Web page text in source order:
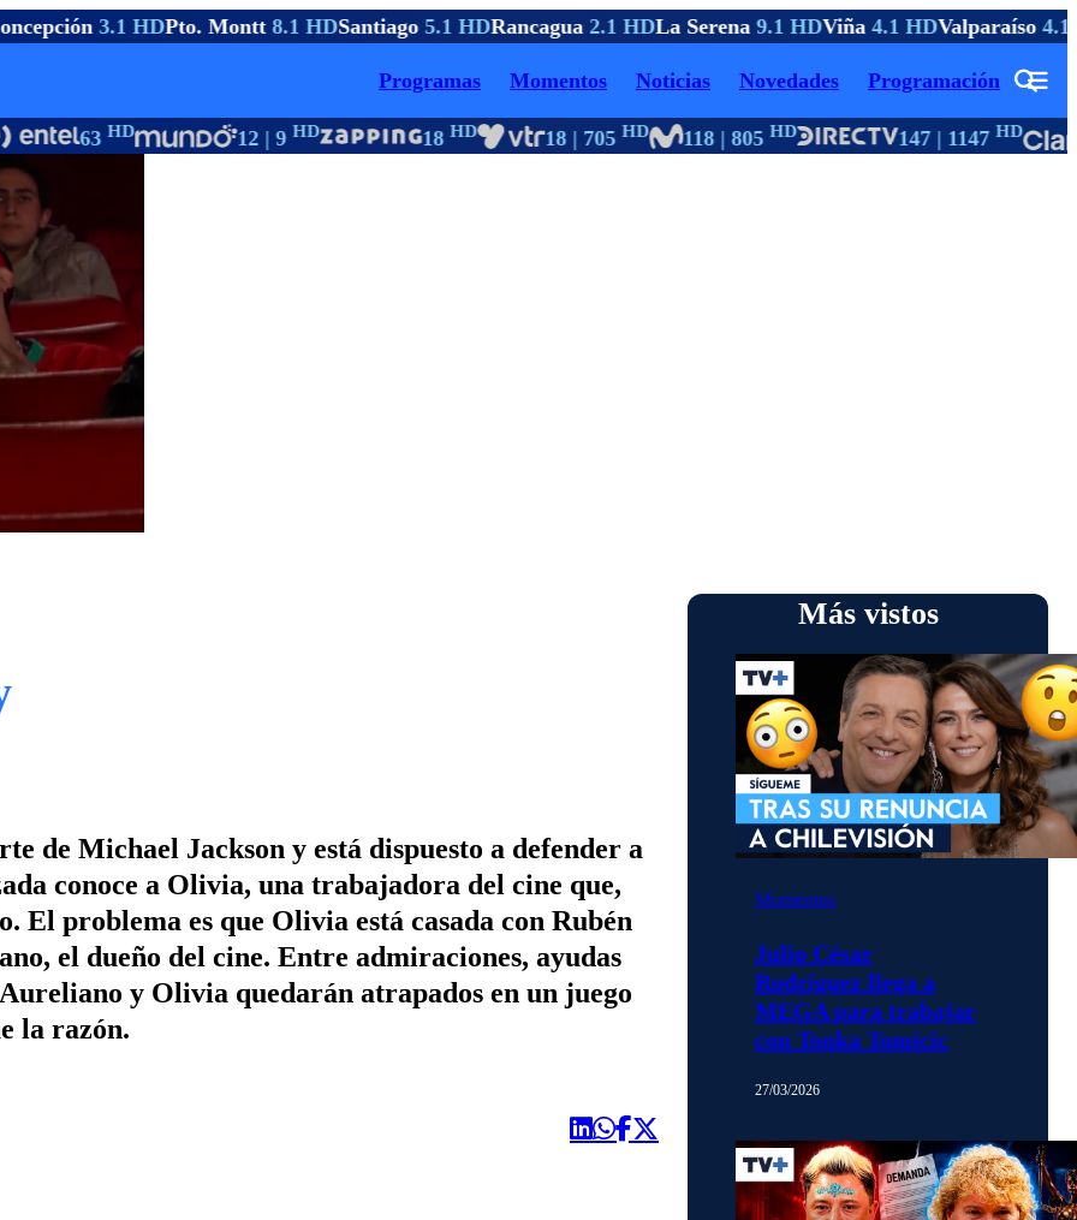
3.1 HDPto. Montt8.1 HDSantiago5.1 HDRancagua2.1 HDLa Serena9.1 HDViña4.1 HDValparaíso4.1
Programas Momentos Noticias Novedades Programación
63HD 12 | 9HD 18HD 18 | 705HD 118 | 805HD 147 | 1147HD
de Michael Jackson y está dispuesto a defender a
conoce a Olivia, una trabajadora del cine que,
El problema es que Olivia está casada con Rubén
el dueño del cine. Entre admiraciones, ayudas
y Olivia quedarán atrapados en un juego
la razón.
Más vistos
Momentos
Julio César
Rodríguez llega a
MEGA para trabajar
con Tonka Tomicic
27/03/2026